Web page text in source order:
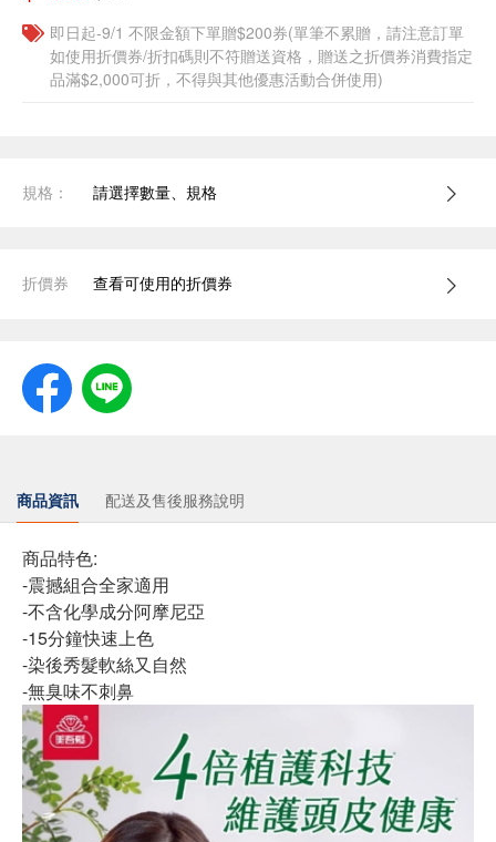
即日起-9/1 不限金額下單贈$200券(單筆不累贈，請注意訂單
如使用折價券/折扣碼則不符贈送資格，贈送之折價券消費指定
品滿$2,000可折，不得與其他優惠活動合併使用)
規格： 請選擇數量、規格
折價券 查看可使用的折價券
商品資訊 配送及售後服務說明
商品特色:
-震撼組合全家適用
-不含化學成分阿摩尼亞
-15分鐘快速上色
-染後秀髮軟絲又自然
-無臭味不刺鼻